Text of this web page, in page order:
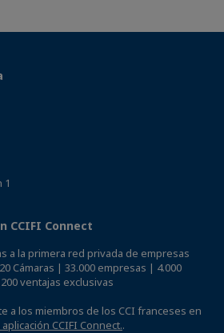
1
CCIFI Connect
a la primera red privada de empresas
Cámaras | 33.000 empresas | 4.000
ventajas exclusivas
a los miembros de los CCI franceses en
CCIFI Connect..